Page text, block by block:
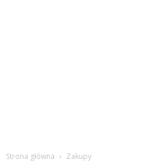
Strona główna Zakupy